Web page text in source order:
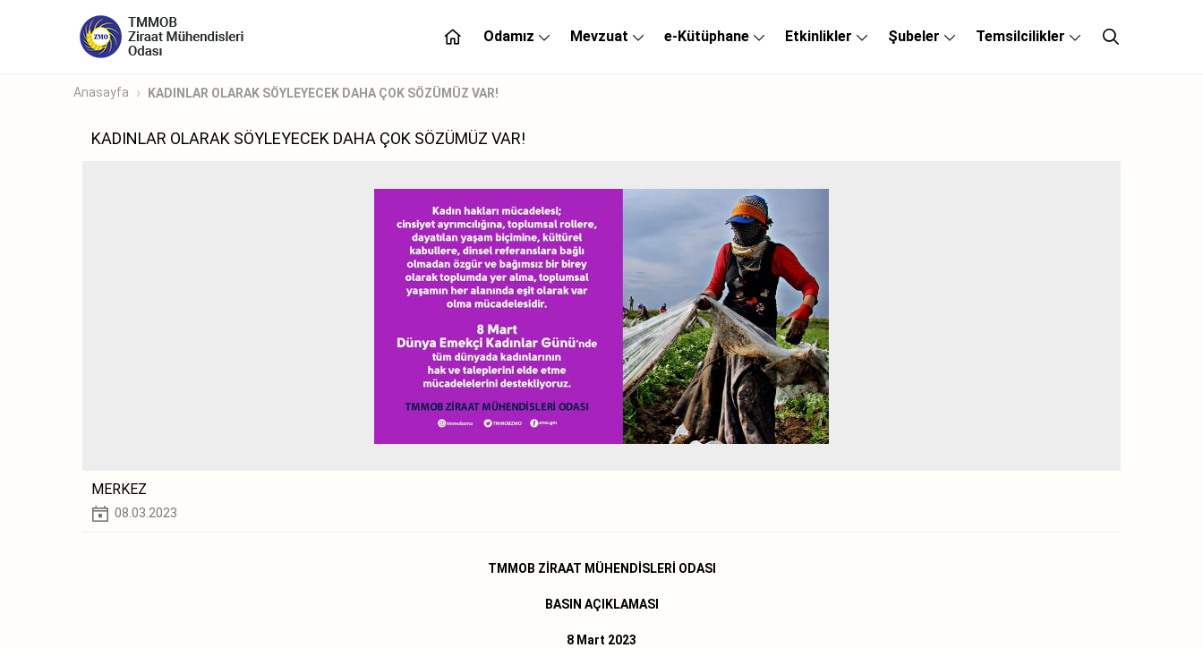
Odamız Mevzuat e-Kütüphane Etkinlikler Şubeler Temsilcilikler
Anasayfa KADINLAR OLARAK SÖYLEYECEK DAHA ÇOK SÖZÜMÜZ VAR!
KADINLAR OLARAK SÖYLEYECEK DAHA ÇOK SÖZÜMÜZ VAR!
MERKEZ
08.03.2023
TMMOB ZİRAAT MÜHENDİSLERİ ODASI
BASIN AÇIKLAMASI
8 Mart 2023